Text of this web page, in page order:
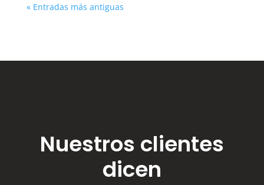
« Entradas más antiguas
Nuestros clientes
dicen